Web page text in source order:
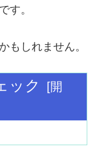
す。
もしれません。
ック